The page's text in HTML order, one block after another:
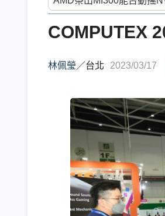
COMPUTEX
林佩瑩 ／台北 2023/03/17